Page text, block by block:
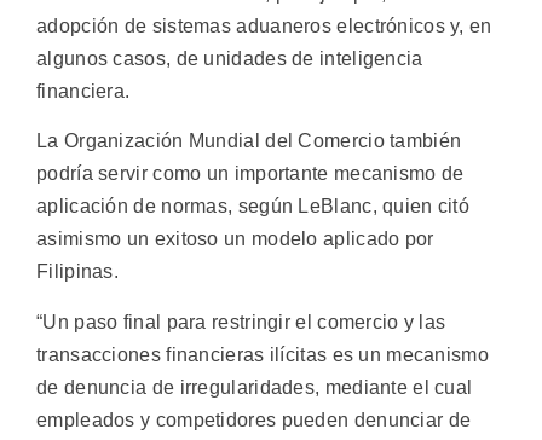
adopción de sistemas aduaneros electrónicos y, en
algunos casos, de unidades de inteligencia
financiera.
La Organización Mundial del Comercio también
podría servir como un importante mecanismo de
aplicación de normas, según LeBlanc, quien citó
asimismo un exitoso un modelo aplicado por
Filipinas.
“Un paso final para restringir el comercio y las
transacciones financieras ilícitas es un mecanismo
de denuncia de irregularidades, mediante el cual
empleados y competidores pueden denunciar de